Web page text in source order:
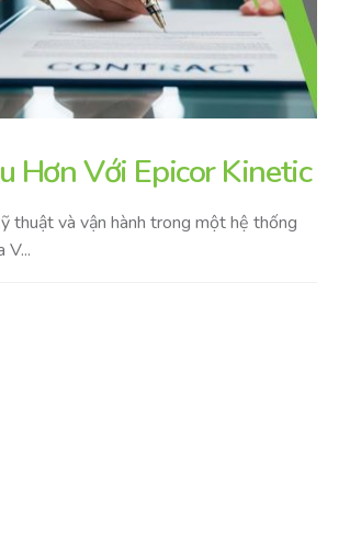
Hơn Với Epicor Kinetic
thuật và vận hành trong một hệ thống
V...